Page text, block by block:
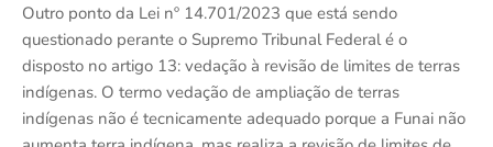
Outro ponto da Lei nº 14.701/2023 que está sendo
questionado perante o Supremo Tribunal Federal é o
disposto no artigo 13: vedação à revisão de limites de terras
indígenas. O termo vedação de ampliação de terras
indígenas não é tecnicamente adequado porque a Funai não